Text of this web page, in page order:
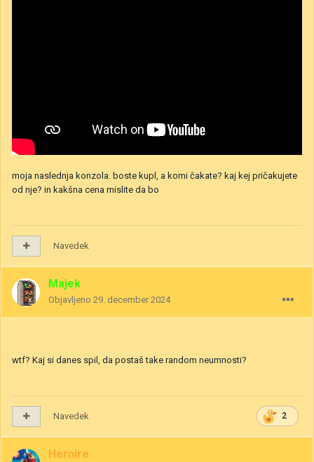
moja naslednja konzola. boste kupl, a komi čakate? kaj kej pričakujete
od nje? in kakšna cena mislite da bo
Navedek
Majek
Objavljeno 29. december 2024
wtf? Kaj si danes spil, da postaš take random neumnosti?
2
Navedek
Hernire